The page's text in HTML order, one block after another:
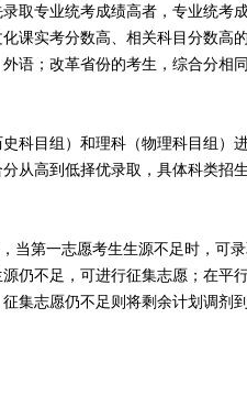
专业统考成绩高者，专业统考
课实考分数高、相关科目分数高
语；改革省份的考生，综合分相
目组）和理科（物理科目组）
从高到低择优录取，具体科类招
第一志愿考生生源不足时，可录
仍不足，可进行征集志愿；在平
集志愿仍不足则将剩余计划调剂